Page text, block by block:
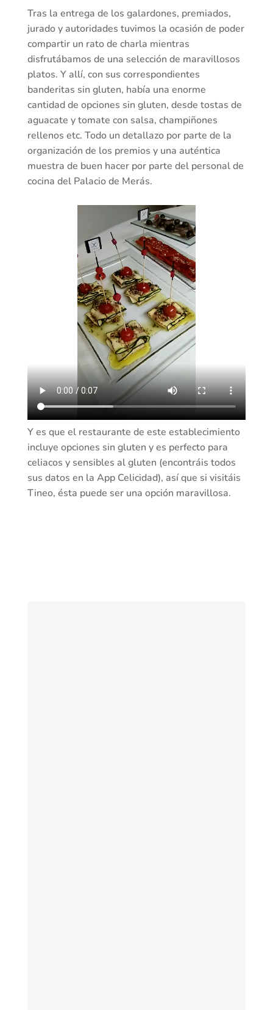
Tras la entrega de los galardones, premiados,
jurado y autoridades tuvimos la ocasión de poder
compartir un rato de charla mientras
disfrutábamos de una selección de maravillosos
platos. Y allí, con sus correspondientes
banderitas sin gluten, había una enorme
cantidad de opciones sin gluten, desde tostas de
aguacate y tomate con salsa, champiñones
rellenos etc. Todo un detallazo por parte de la
organización de los premios y una auténtica
muestra de buen hacer por parte del personal de
cocina del Palacio de Merás.
Y es que el restaurante de este establecimiento
incluye opciones sin gluten y es perfecto para
celiacos y sensibles al gluten (encontráis todos
sus datos en la App Celicidad), así que si visitáis
Tineo, ésta puede ser una opción maravillosa.